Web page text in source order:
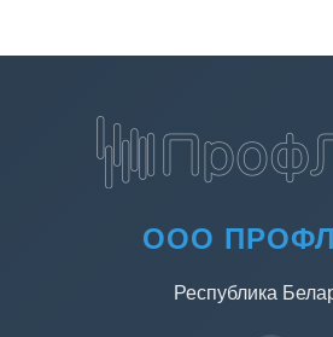
ООО
Республика